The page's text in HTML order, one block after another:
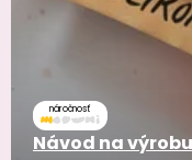
náročnosť
Návod na